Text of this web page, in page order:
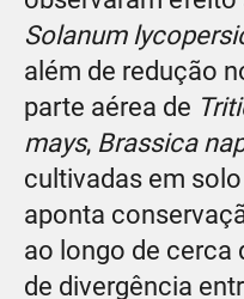
Solanum
além de redução
parte aérea de
mays, Brassica
cultivadas em
aponta
ao longo de cerca
de divergência